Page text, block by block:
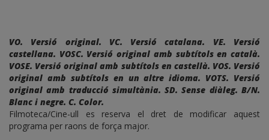
VO. Versió original. VC. Versió catalana. VE. Versió
castellana. VOSC. Versió original amb subtítols en català.
VOSE. Versió original amb subtítols en castellà. VOS. Versió
original amb subtítols en un altre idioma. VOTS. Versió
original amb traducció simultània. SD. Sense diàleg. B/N.
Blanc i negre. C. Color.
Filmoteca/Cine-ull es reserva el dret de modificar aquest
programa per raons de força major.